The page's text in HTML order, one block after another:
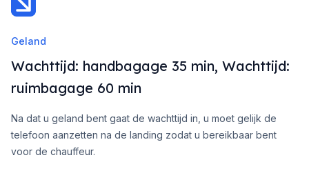
Geland
Wachttijd: handbagage 35 min, Wachttijd:
ruimbagage 60 min
Na dat u geland bent gaat de wachttijd in, u moet gelijk de
telefoon aanzetten na de landing zodat u bereikbaar bent
voor de chauffeur.